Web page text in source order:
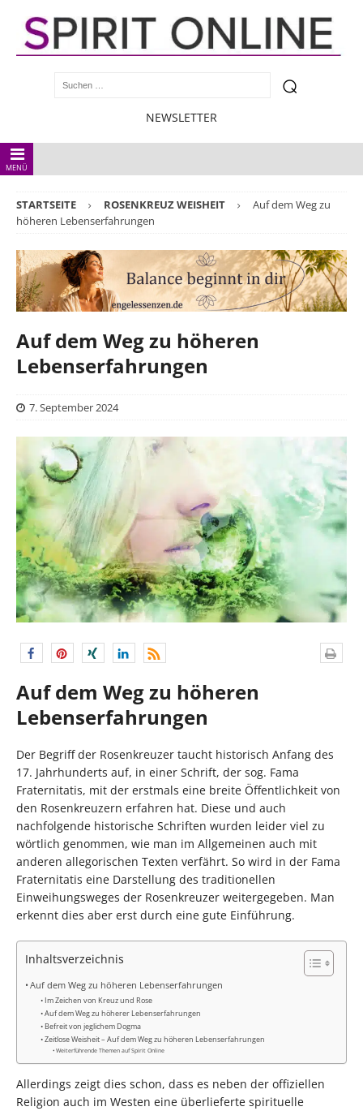
NEWSLETTER
MENÜ
STARTSEITE ROSENKREUZ WEISHEIT
Auf dem Weg zu
höheren Lebenserfahrungen
Auf dem Weg zu höheren
Lebenserfahrungen
7. September 2024
Auf dem Weg zu höheren
Lebenserfahrungen
Der Begriff der Rosenkreuzer taucht historisch Anfang des
17. Jahrhunderts auf, in einer Schrift, der sog. Fama
Fraternitatis, mit der erstmals eine breite Öffentlichkeit von
den Rosenkreuzern erfahren hat. Diese und auch
nachfolgende historische Schriften wurden leider viel zu
wörtlich genommen, wie man im Allgemeinen auch mit
anderen allegorischen Texten verfährt. So wird in der Fama
Fraternitatis eine Darstellung des traditionellen
Einweihungsweges der Rosenkreuzer weitergegeben. Man
erkennt dies aber erst durch eine gute Einführung.
Inhaltsverzeichnis
Auf dem Weg zu höheren Lebenserfahrungen
Im Zeichen von Kreuz und Rose
Auf dem Weg zu höherer Lebenserfahrungen
Befreit von jeglichem Dogma
Zeitlose Weisheit – Auf dem Weg zu höheren Lebenserfahrungen
Weiterführende Themen auf Spirit Online
Allerdings zeigt dies schon, dass es neben der offiziellen
Religion auch im Westen eine überlieferte spirituelle